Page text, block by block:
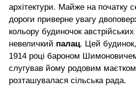
архітектури. Майже на початку
дороги приверне увагу
кольору будиночок
невеличкий палац. Цей
1914 році бароном
слугував йому родовим
розташувалася сільська рада.